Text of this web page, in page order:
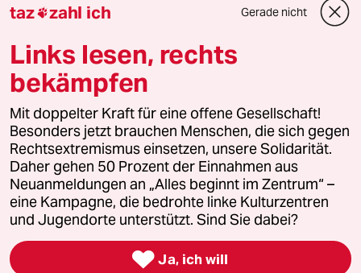
Downloads für Abonnierende
© 2026 taz Verlags und Vertriebs GmbH
Alle Rechte vorbehalten. Bei rechtlichen Fragen oder für Genehmigungen
wenden Sie sich bitte an
lizenzen@taz.de
Feedback Redaktionsstatut Kommune-Richtlinien
Leitlinie Informant Datenschutz Impressum AGB
Seitenwende Einwilligungen widerrufen (Ads)
taz zahl ich Gerade nicht
Links lesen, rechts
bekämpfen
Mit doppelter Kraft für eine offene Gesellschaft!
Besonders jetzt brauchen Menschen, die sich gegen
Rechtsextremismus einsetzen, unsere Solidarität.
Daher gehen 50 Prozent der Einnahmen aus
Neuanmeldungen an „Alles beginnt im Zentrum“ –
eine Kampagne, die bedrohte linke Kulturzentren
und Jugendorte unterstützt. Sind Sie dabei?
 Ja, ich will